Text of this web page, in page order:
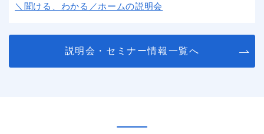
＼聞ける、わかる／ホームの説明会
説明会・セミナー情報一覧へ